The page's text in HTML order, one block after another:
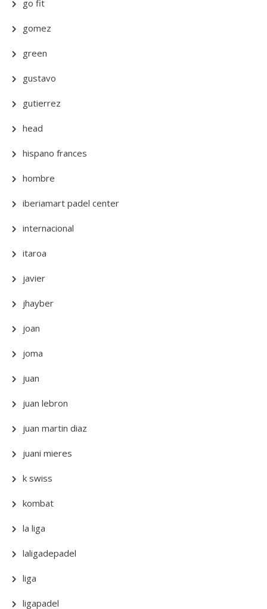
go fit
gomez
green
gustavo
gutierrez
head
hispano frances
hombre
iberiamart padel center
internacional
itaroa
javier
jhayber
joan
joma
juan
juan lebron
juan martin diaz
juani mieres
k swiss
kombat
la liga
laligadepadel
liga
ligapadel